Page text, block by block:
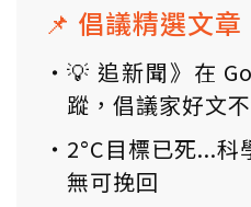
📌 倡議精選文章
💡 追新聞》在
蹤，倡議家好文
2°C目標已死...
無可挽回